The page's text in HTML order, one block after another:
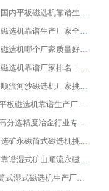
2026 国内平板磁选机靠谱生产厂家推荐排名|行业口碑选购指南，领域强者按需选设备
2026 磁选机靠谱生产厂家全梳理 分场景选型行业头部品牌选购参考攻略
2026 磁选机哪个厂家质量好？十大靠谱磁电企业排名选购指南
2026 磁选机靠谱厂家排名｜华体会手机网页版-华体会(中国) 高性价比磁选机磁电品牌
2026 顺流河沙磁选机厂家挑选攻略 | 业内口碑龙头企业高性价比品牌推荐
2026平板磁选机靠谱生产厂家选购指南 行业口碑良好品牌推荐 磁电领域实力强者
2026高分选精度冶金行业专用磁选机生产厂家,干湿式磁选机源头供应商推荐
2026 选矿永磁筒式磁选机挑选指南 华体会手机网页版-华体会(中国) 推荐品牌行业口碑佳实力突出
2026 靠谱湿式矿山顺流永磁筒式磁选机选购，国内专业生产厂家华体会手机网页版-华体会(中国) 综合实力出众
大型筒式湿式磁选机生产厂家怎么选?华体会手机网页版-华体会(中国) 设备口碑广受行业认可